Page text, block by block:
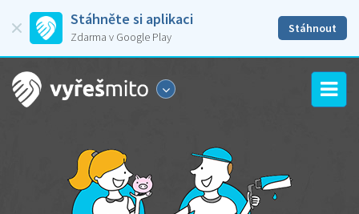
Stáhněte si aplikaci
Zdarma v Google Play
Stáhnout